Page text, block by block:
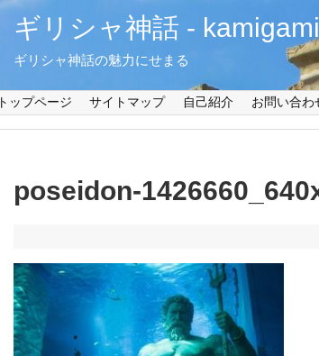
ギリシャ神話 -
ギリシャ神話の魅力にせまる
トップページ サイトマップ 自己紹介 お問い合わ
poseidon-